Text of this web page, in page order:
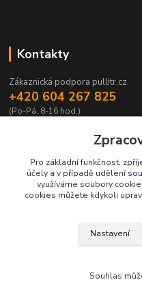
Kontakty
Zákaznická podpora pullitr.cz
+420 604 267 825
(Po-Pá, 8-16 hod.)
Upravit
Copyright © Půllitr.cz |
Pro základní funkčnost,
účely a v případě udělení
využíváme soubory
cookies můžete kdykoli
Nastavení
Souhlas